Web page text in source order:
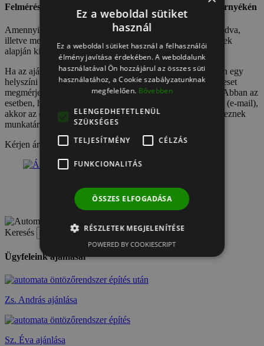
Felmérés Győr, Sopron, Mosonmagyaróvár, Csorna környékén
Amennyiben lehetséges, akkor a kert alapvető adatait megadva,
illetve mellékelve egy skiccet elküldi szakértőnknek, aki ezek
alapján kiszámítja az előzetes ajánlatot és eljuttatja Önhöz.
Ha az ajánlat megfelel Önnek, akkor a pontosság érdekében egy
helyszíni felmérésre megy a kolléga, hogy minden szükségeset
megmérjen és ezen értékek alapján véglegesítse javaslatot. Abban az
esetben, ha ez elnyeri az Ön tetszését és megrendeli írásban (e-mail),
akkor az öntözőrendszer telepítés idejét egyeztetve megegyeznek
munkatársunkkal a kezdés dátumában.
Kérjen árajánlatot most!
Keresés
Ügyfeleink ajánlásai
Zs. András ajánlása
Sz. Éva ajánlása
Ez a weboldal sütiket
használ
Ez a weboldal sütiket használ a felhasználói
élmény javítása érdekében. A weboldalunk
használatával Ön hozzájárul az összes süti
használatához, a Cookie szabályzatunknak
megfelelően. Bővebben
ELENGEDHETETLENÜL
SZÜKSÉGES
TELJESÍTMÉNY
CÉLZÁS
FUNKCIONALITÁS
ÖSSZES ELFOGADÁSA
RÉSZLETEK MEGJELENÍTÉSE
POWERED BY COOKIESCRIPT